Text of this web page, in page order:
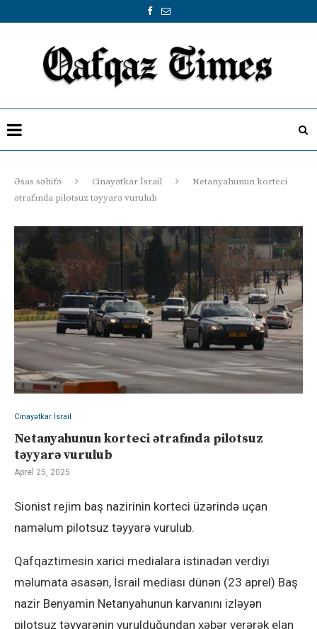
Əsas səhifə Cinayətkar İsrail
Netanyahunun korteci
ətrafında pilotsuz təyyarə vurulub
Cinayətkar İsrail
Netanyahunun korteci ətrafında pilotsuz
təyyarə vurulub
Aprel 25, 2025
Sionist rejim baş nazirinin korteci üzərində uçan
naməlum pilotsuz təyyarə vurulub.
Qafqaztimesin xarici medialara istinadən verdiyi
məlumata əsasən, İsrail mediası dünən (23 aprel) Baş
nazir Benyamin Netanyahunun karvanını izləyən
pilotsuz təyyarənin vurulduğundan xəbər verərək elan